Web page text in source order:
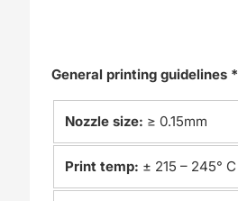
General printing guidelines *
Nozzle size: ≥ 0.15mm
Print temp: ± 215 – 245° C